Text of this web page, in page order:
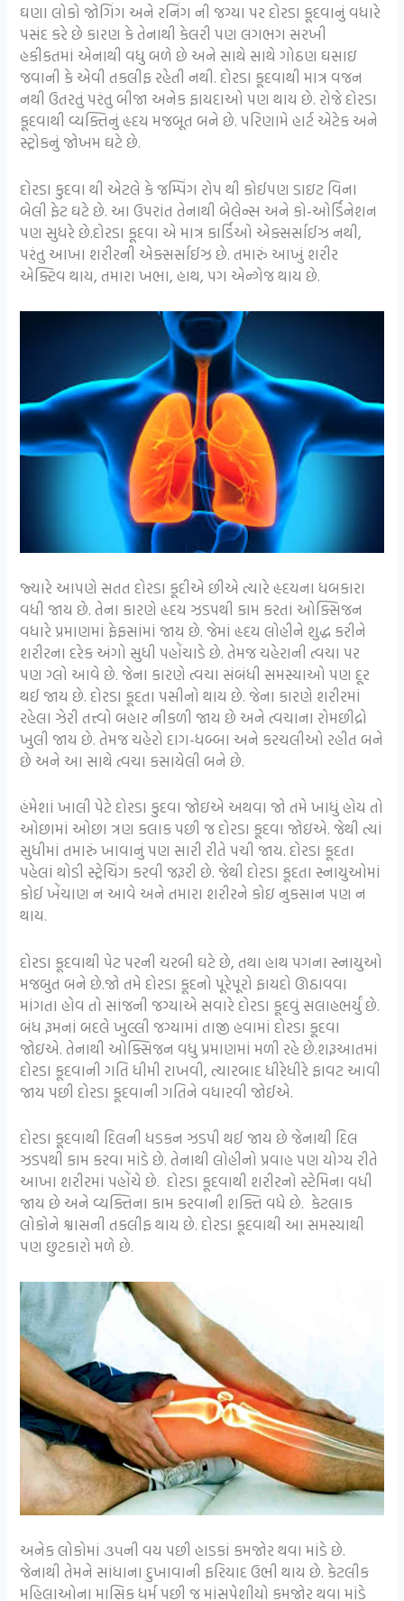
ઘણા લોકો જોગિંગ અને રનિંગ ની જગ્યા પર દોરડા કૂદવાનું વધારે
પસંદ કરે છે કારણ કે તેનાથી કેલરી પણ લગભગ સરખી
હકીકતમાં એનાથી વધુ બળે છે અને સાથે સાથે ગોઠણ ઘસાઇ
જવાની કે એવી તકલીફ રહેતી નથી. દોરડા કૂદવાથી માત્ર વજન
નથી ઉતરતું પરંતુ બીજા અનેક ફાયદાઓ પણ થાય છે. રોજે દોરડા
કૂદવાથી વ્યક્તિનું હૃદય મજબૂત બને છે. પરિણામે હાર્ટ એટેક અને
સ્ટ્રોકનું જોખમ ઘટે છે.
દોરડા કુદવા થી એટલે કે જમ્પિંગ રોપ થી કોઈપણ ડાઇટ વિના
બેલી ફેટ ઘટે છે. આ ઉપરાંત તેનાથી બેલેન્સ અને કો-ઓર્ડિનેશન
પણ સુધરે છે.દોરડા કૂદવા એ માત્ર કાર્ડિઓ એક્સર્સાઈઝ નથી,
પરંતુ આખા શરીરની એક્સર્સાઈઝ છે. તમારું આખું શરીર
એક્ટિવ થાય, તમારા ખભા, હાથ, પગ એન્ગેજ થાય છે.
જ્યારે આપણે સતત દોરડા કૂદીએ છીએ ત્યારે હૃદયના ધબકારા
વધી જાય છે. તેના કારણે હૃદય ઝડપથી કામ કરતાં ઓક્સિજન
વધારે પ્રમાણમાં ફેફસાંમાં જાય છે. જેમાં હૃદય લોહીને શુદ્ધ કરીને
શરીરના દરેક અંગો સુધી પહોંચાડે છે. તેમજ ચહેરાની ત્વચા પર
પણ ગ્લો આવે છે. જેના કારણે ત્વચા સંબંધી સમસ્યાઓ પણ દૂર
થઈ જાય છે. દોરડા કૂદતા પસીનો થાય છે. જેના કારણે શરીરમાં
રહેલા ઝેરી તત્ત્વો બહાર નીકળી જાય છે અને ત્વચાના રોમછીદ્રો
ખુલી જાય છે. તેમજ ચહેરો દાગ-ધબ્બા અને કરચલીઓ રહીત બને
છે અને આ સાથે ત્વચા કસાયેલી બને છે.
હંમેશાં ખાલી પેટે દોરડા કુદવા જોઇએ અથવા જો તમે ખાધું હોય તો
ઓછામાં ઓછા ત્રણ કલાક પછી જ દોરડા કૂદવા જોઇએ. જેથી ત્યાં
સુધીમાં તમારું ખાવાનું પણ સારી રીતે પચી જાય. દોરડા કૂદતા
પહેલાં થોડી સ્ટ્રેચિંગ કરવી જરૂરી છે. જેથી દોરડા કૂદતા સ્નાયુઓમાં
કોઈ ખેંચાણ ન આવે અને તમારા શરીરને કોઇ નુકસાન પણ ન
થાય.
દોરડા કૂદવાથી પેટ પરની ચરબી ઘટે છે, તથા હાથ પગના સ્નાયુઓ
મજબુત બને છે.જો તમે દોરડા કૂદનો પૂરેપૂરો ફાયદો ઊઠાવવા
માંગતા હોવ તો સાંજની જગ્યાએ સવારે દોરડા કૂદવું સલાહભર્યું છે.
બંધ રૂમનાં બદલે ખુલ્લી જગ્યામાં તાજી હવામાં દોરડા કૂદવા
જોઇએ. તેનાથી ઓક્સિજન વધુ પ્રમાણમાં મળી રહે છે.શરૂઆતમાં
દોરડા કૂદવાની ગતિ ધીમી રાખવી, ત્યારબાદ ધીરેધીરે ફાવટ આવી
જાય પછી દોરડા કૂદવાની ગતિને વધારવી જોઈએ.
દોરડા કૂદવાથી દિલની ધડકન ઝડપી થઈ જાય છે જેનાથી દિલ
ઝડપથી કામ કરવા માંડે છે. તેનાથી લોહીનો પ્રવાહ પણ યોગ્ય રીતે
આખા શરીરમાં પહોંચે છે. દોરડા કૂદવાથી શરીરનો સ્ટેમિના વધી
જાય છે અને વ્યક્તિના કામ કરવાની શક્તિ વધે છે. કેટલાક
લોકોને શ્વાસની તકલીફ થાય છે. દોરડા કૂદવાથી આ સમસ્યાથી
પણ છુટકારો મળે છે.
અનેક લોકોમાં ૩૫ની વય પછી હાડકાં કમજોર થવા માંડે છે.
જેનાથી તેમને સાંધાના દુખાવાની ફરિયાદ ઉભી થાય છે. કેટલીક
મહિલાઓના માસિક ધર્મ પછી જ માંસપેશીયો કમજોર થવા માંડે